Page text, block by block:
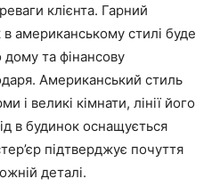
клієнта. Гарний
американському стилі буде
дому та фінансову
Американський стиль
і великі кімнати, лінії його
в будинок оснащується
підтверджує почуття
деталі.